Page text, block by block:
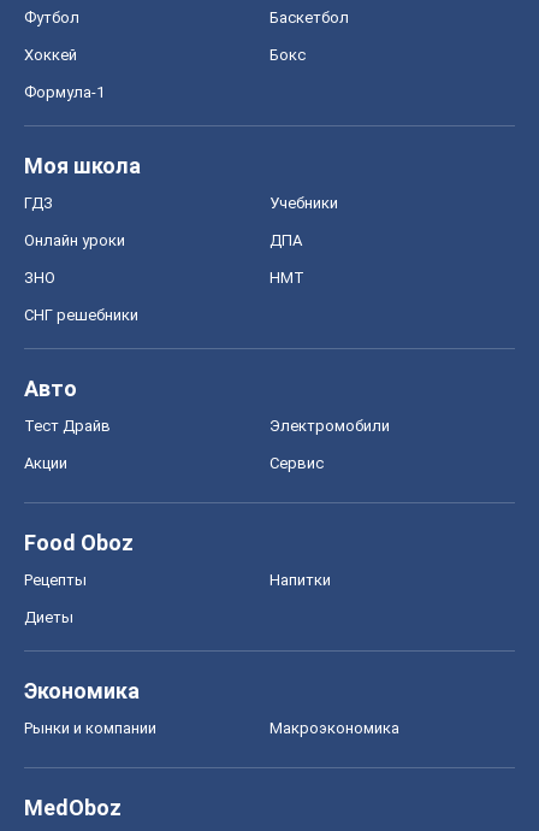
Футбол Баскетбол
Хоккей Бокс
Формула-1
Моя школа
ГДЗ Учебники
Онлайн уроки ДПА
ЗНО НМТ
СНГ решебники
Авто
Тест Драйв Электромобили
Акции Сервис
Food Oboz
Рецепты Напитки
Диеты
Экономика
Рынки и компании Mакроэкономика
MedOboz